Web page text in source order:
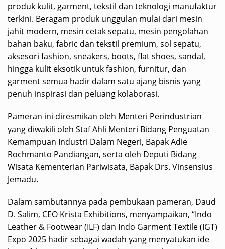
produk kulit, garment, tekstil dan teknologi manufaktur
terkini. Beragam produk unggulan mulai dari mesin
jahit modern, mesin cetak sepatu, mesin pengolahan
bahan baku, fabric dan tekstil premium, sol sepatu,
aksesori fashion, sneakers, boots, flat shoes, sandal,
hingga kulit eksotik untuk fashion, furnitur, dan
garment semua hadir dalam satu ajang bisnis yang
penuh inspirasi dan peluang kolaborasi.
Pameran ini diresmikan oleh Menteri Perindustrian
yang diwakili oleh Staf Ahli Menteri Bidang Penguatan
Kemampuan Industri Dalam Negeri, Bapak Adie
Rochmanto Pandiangan, serta oleh Deputi Bidang
Wisata Kementerian Pariwisata, Bapak Drs. Vinsensius
Jemadu.
Dalam sambutannya pada pembukaan pameran, Daud
D. Salim, CEO Krista Exhibitions, menyampaikan, “Indo
Leather & Footwear (ILF) dan Indo Garment Textile (IGT)
Expo 2025 hadir sebagai wadah yang menyatukan ide